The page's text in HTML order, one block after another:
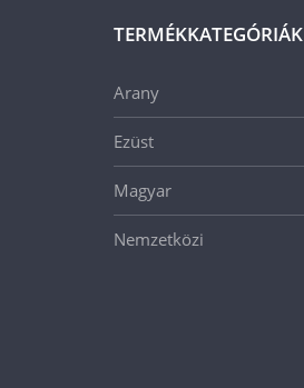
TERMÉKKATEGÓRIÁK
Arany
Ezüst
Magyar
Nemzetközi